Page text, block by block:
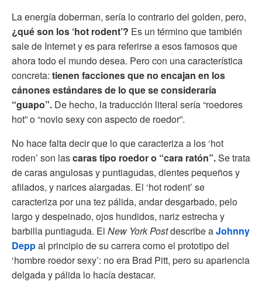
La energía doberman, sería lo contrario del golden, pero,
¿qué son los ‘hot rodent’? Es un término que también
sale de Internet y es para referirse a esos famosos que
ahora todo el mundo desea. Pero con una característica
concreta: tienen facciones que no encajan en los
cánones estándares de lo que se consideraría
“guapo”. De hecho, la traducción literal sería “roedores
hot” o “novio sexy con aspecto de roedor”.
No hace falta decir que lo que caracteriza a los ‘hot
roden’ son lascaras tipo roedor o “cara ratón”.Se trata
de caras angulosas y puntiagudas, dientes pequeños y
afilados, y narices alargadas. El ‘hot rodent’ se
caracteriza por una tez pálida, andar desgarbado, pelo
largo y despeinado, ojos hundidos, nariz estrecha y
barbilla puntiaguda. El New York Postdescribe aJohnny
Deppal principio de su carrera como el prototipo del
‘hombre roedor sexy’: no era Brad Pitt, pero su apariencia
delgada y pálida lo hacía destacar.